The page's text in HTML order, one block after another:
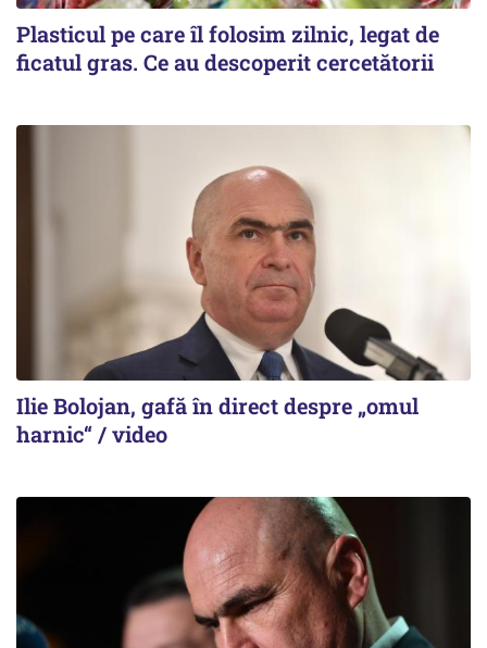
Plasticul pe care îl folosim zilnic, legat de
ficatul gras. Ce au descoperit cercetătorii
Ilie Bolojan, gafă în direct despre „omul
harnic“ / video